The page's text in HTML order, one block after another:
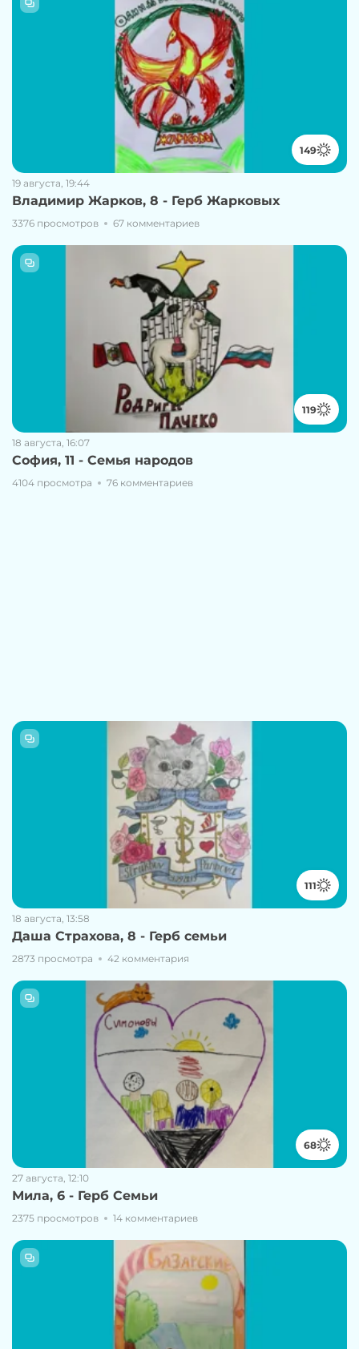
149
19 августа, 19:44
Владимир Жарков, 8 - Герб Жарковых
3376 просмотров 67 комментариев
119
18 августа, 16:07
София, 11 - Семья народов
4104 просмотра 76 комментариев
111
18 августа, 13:58
Даша Страхова, 8 - Герб семьи
2873 просмотра 42 комментария
68
27 августа, 12:10
Мила, 6 - Герб Семьи
2375 просмотров 14 комментариев